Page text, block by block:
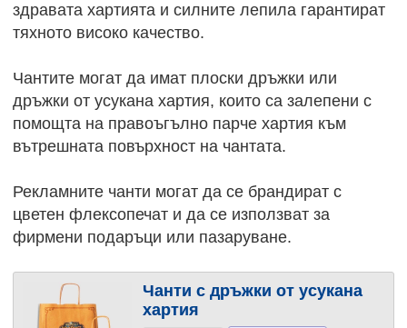
здравата хартията и силните лепила гарантират
тяхното високо качество.
Чантите могат да имат плоски дръжки или
дръжки от усукана хартия, които са залепени с
помощта на правоъгълно парче хартия към
вътрешната повърхност на чантата.
Рекламните чанти могат да се брандират с
цветен флексопечат и да се използват за
фирмени подаръци или пазаруване.
Чанти с дръжки от усукана
хартия